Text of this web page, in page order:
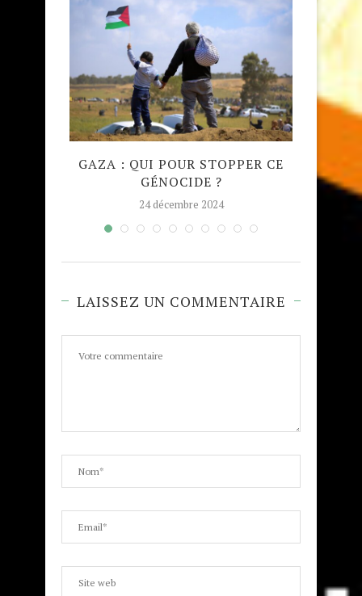
GAZA : QUI POUR STOPPER CE
GÉNOCIDE ?
24 décembre 2024
LAISSEZ UN COMMENTAIRE